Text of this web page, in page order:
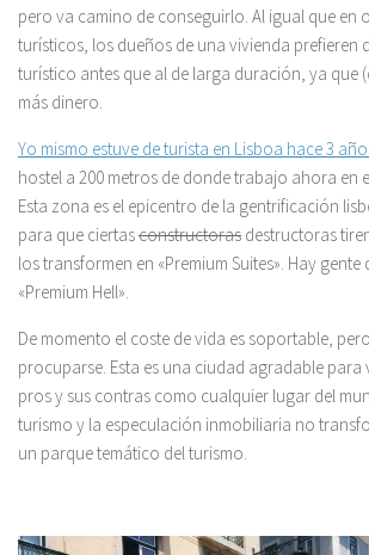
pero va camino de conseguirlo. Al igual que en
turísticos, los dueños de una vivienda prefieren
turístico antes que al de larga duración, ya que
más dinero.
Yo mismo estuve de turista en Lisboa hace 3
hostel a 200 metros de donde trabajo ahora en
Esta zona es el epicentro de la gentrificación
para que ciertasconstructoras destructoras
los transformen en «Premium Suites». Hay gente
«Premium Hell».
De momento el coste de vida es soportable,
procuparse. Esta es una ciudad agradable para
pros y sus contras como cualquier lugar del
turismo y la especulación inmobiliaria no
un parque temático del turismo.